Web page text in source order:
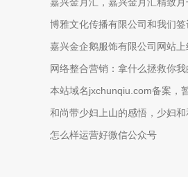
博雅文化传播有限公司和我们
嘉兴金企鹅服饰有限公司网站上
网络整合营销：拿什么拯救你我
本站域名jxchunqiu.com备案，
和尚带少妇上山的感悟，少妇和
怎么样运营好微信公众号